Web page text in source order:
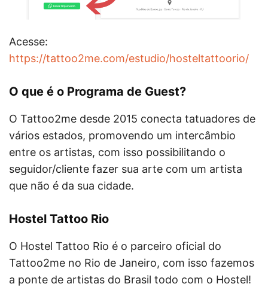
Acesse:
https://tattoo2me.com/estudio/hosteltattoorio/
O que é o Programa de Guest?
O Tattoo2me desde 2015 conecta tatuadores de
vários estados, promovendo um intercâmbio
entre os artistas, com isso possibilitando o
seguidor/cliente fazer sua arte com um artista
que não é da sua cidade.
Hostel Tattoo Rio
O Hostel Tattoo Rio é o parceiro oficial do
Tattoo2me no Rio de Janeiro, com isso fazemos
a ponte de artistas do Brasil todo com o Hostel!